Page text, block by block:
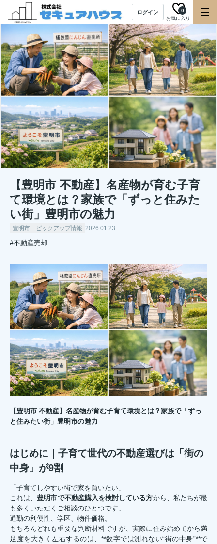
ログイン
お気に入り
0
【豊明市 不動産】名産物が育む子育
て環境とは？家族で「ずっと住みた
い街」豊明市の魅力
豊明市 ピックアップ情報 2026.01.23
#不動産売却
【豊明市 不動産】名産物が育む子育て環境とは？家族で「ずっ
と住みたい街」豊明市の魅力
はじめに｜子育て世代の不動産選びは「街の
中身」が9割
「子育てしやすい街で家を買いたい」
これは、 豊明市で不動産購入を検討している方から、私たちが最
も多くいただくご相談のひとつです。
通勤の利便性、学区、物件価格。
もちろんどれも重要な判断材料ですが、実際に住み始めてから満
足度を大きく左右するのは、**数字では測れない“街の中身”**で